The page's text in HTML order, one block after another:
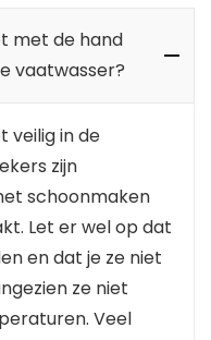
met de hand
vaatwasser?
veilig in de
zijn
schoonmaken
Let er wel op dat
en dat je ze niet
ze niet
Veel